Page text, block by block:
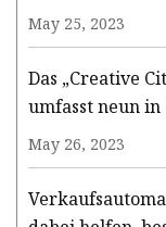
May 25, 2023
Das „Creative
umfasst neun in
May 26, 2023